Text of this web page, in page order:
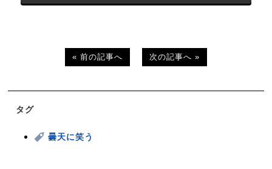
« 前の記事へ 次の記事へ »
タグ
曇天に笑う